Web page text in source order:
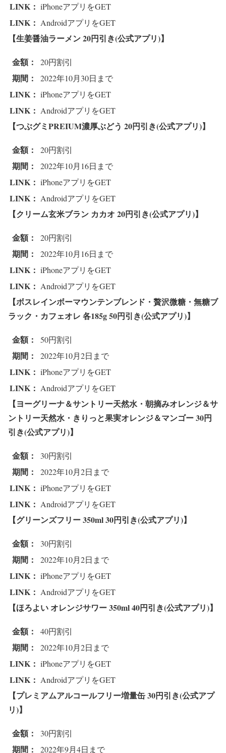
LINK： iPhoneアプリをGET
LINK： AndroidアプリをGET
【生姜醤油ラーメン 20円引き(公式アプリ)】
金額： 20円割引
期間： 2022年10月30日まで
LINK： iPhoneアプリをGET
LINK： AndroidアプリをGET
【つぶグミPREIUM濃厚ぶどう 20円引き(公式アプリ)】
金額： 20円割引
期間： 2022年10月16日まで
LINK： iPhoneアプリをGET
LINK： AndroidアプリをGET
【クリーム玄米ブラン カカオ 20円引き(公式アプリ)】
金額： 20円割引
期間： 2022年10月16日まで
LINK： iPhoneアプリをGET
LINK： AndroidアプリをGET
【ボスレインボーマウンテンブレンド・贅沢微糖・無糖ブ
ラック・カフェオレ 各185g 50円引き(公式アプリ)】
金額： 50円割引
期間： 2022年10月2日まで
LINK： iPhoneアプリをGET
LINK： AndroidアプリをGET
【ヨーグリーナ＆サントリー天然水・朝摘みオレンジ＆サ
ントリー天然水・きりっと果実オレンジ＆マンゴー 30円
引き(公式アプリ)】
金額： 30円割引
期間： 2022年10月2日まで
LINK： iPhoneアプリをGET
LINK： AndroidアプリをGET
【グリーンズフリー 350ml 30円引き(公式アプリ)】
金額： 30円割引
期間： 2022年10月2日まで
LINK： iPhoneアプリをGET
LINK： AndroidアプリをGET
【ほろよい オレンジサワー 350ml 40円引き(公式アプリ)】
金額： 40円割引
期間： 2022年10月2日まで
LINK： iPhoneアプリをGET
LINK： AndroidアプリをGET
【プレミアムアルコールフリー増量缶 30円引き(公式アプ
リ)】
金額： 30円割引
期間： 2022年9月4日まで